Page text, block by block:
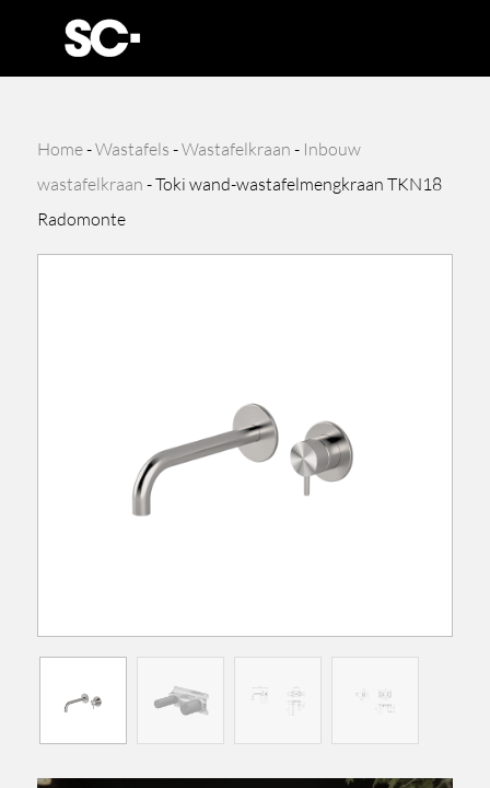
Home-Wastafels -Wastafelkraan - Inbouw
wastafelkraan -Toki wand-wastafelmengkraan TKN18
Radomonte